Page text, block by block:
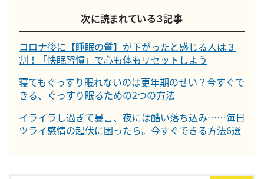
次に読まれている３記事
コロナ後に【睡眠の質】が下がったと感じる人は３
割！「快眠習慣」で心も体もリセットしよう
寝てもぐっすり眠れないのは更年期のせい？今すぐで
きる、ぐっすり眠るための2つの方法
イライラし過ぎて暴言、夜には酷い落ち込み……毎日
ツライ感情の起伏に困ったら。今すぐできる方法6選